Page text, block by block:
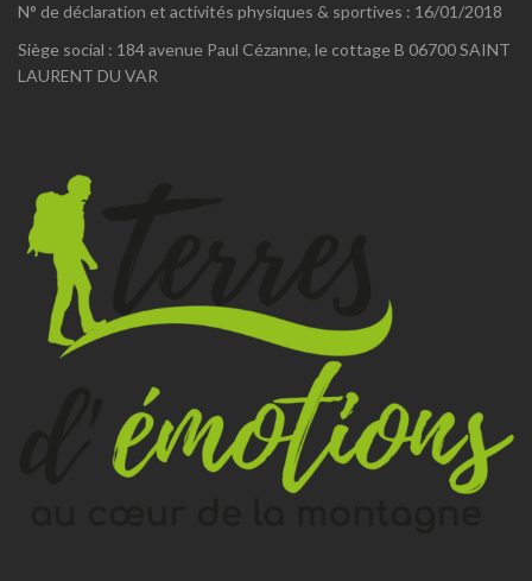
N° de déclaration et activités physiques & sportives : 16/01/2018
Siège social : 184 avenue Paul Cézanne, le cottage B 06700 SAINT
LAURENT DU VAR